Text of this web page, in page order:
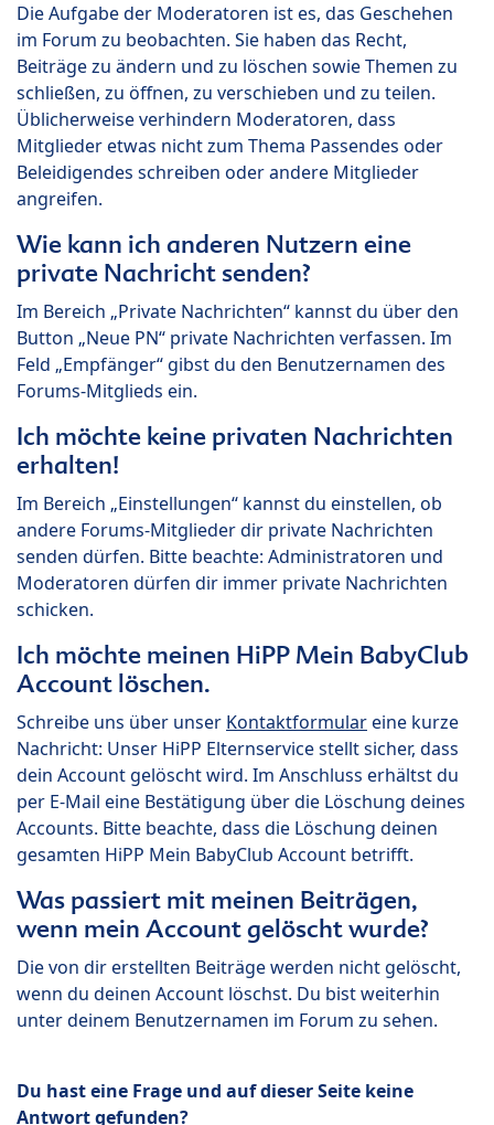
Die Aufgabe der Moderatoren ist es, das Geschehen
im Forum zu beobachten. Sie haben das Recht,
Beiträge zu ändern und zu löschen sowie Themen zu
schließen, zu öffnen, zu verschieben und zu teilen.
Üblicherweise verhindern Moderatoren, dass
Mitglieder etwas nicht zum Thema Passendes oder
Beleidigendes schreiben oder andere Mitglieder
angreifen.
Wie kann ich anderen Nutzern eine
private Nachricht senden?
Im Bereich „Private Nachrichten“ kannst du über den
Button „Neue PN“ private Nachrichten verfassen. Im
Feld „Empfänger“ gibst du den Benutzernamen des
Forums-Mitglieds ein.
Ich möchte keine privaten Nachrichten
erhalten!
Im Bereich „Einstellungen“ kannst du einstellen, ob
andere Forums-Mitglieder dir private Nachrichten
senden dürfen. Bitte beachte: Administratoren und
Moderatoren dürfen dir immer private Nachrichten
schicken.
Ich möchte meinen HiPP Mein BabyClub
Account löschen.
Schreibe uns über unser Kontaktformulareine kurze
Nachricht: Unser HiPP Elternservice stellt sicher, dass
dein Account gelöscht wird. Im Anschluss erhältst du
per E-Mail eine Bestätigung über die Löschung deines
Accounts. Bitte beachte, dass die Löschung deinen
gesamten HiPP Mein BabyClub Account betrifft.
Was passiert mit meinen Beiträgen,
wenn mein Account gelöscht wurde?
Die von dir erstellten Beiträge werden nicht gelöscht,
wenn du deinen Account löschst. Du bist weiterhin
unter deinem Benutzernamen im Forum zu sehen.
Du hast eine Frage und auf dieser Seite keine
Antwort gefunden?